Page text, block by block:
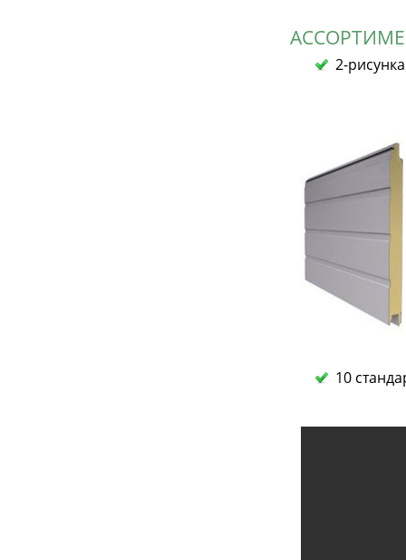
2-
10